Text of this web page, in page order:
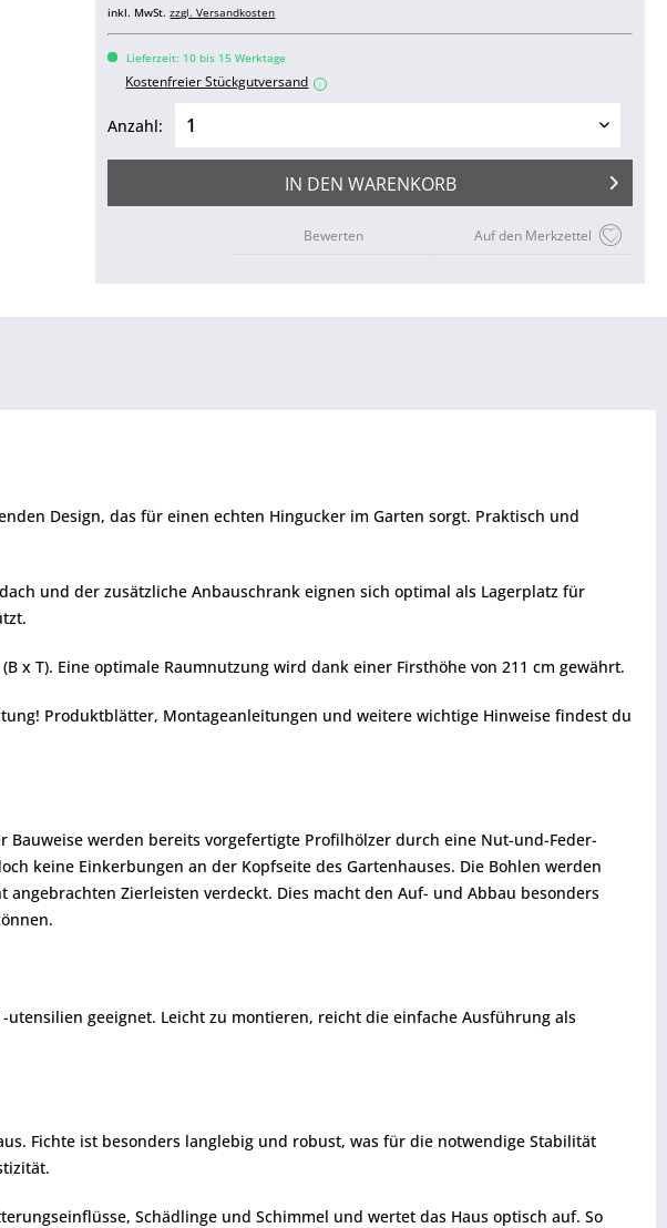
inkl. MwSt.zzgl. Versandkosten
Lieferzeit: 10 bis 15 Werktage
Kostenfreier Stückgutversand i
Anzahl:
IN DEN WARENKORB
Auf den Merkzettel
Bewerten
Design, das für einen echten Hingucker im Garten sorgt. Praktisch und
und der zusätzliche Anbauschrank eignen sich optimal als Lagerplatz für
x T). Eine optimale Raumnutzung wird dank einer Firsthöhe von 211 cm gewährt.
Produktblätter, Montageanleitungen und weitere wichtige Hinweise findest du
werden bereits vorgefertigte Profilhölzer durch eine Nut-und-Feder-
keine Einkerbungen an der Kopfseite des Gartenhauses. Die Bohlen werden
Zierleisten verdeckt. Dies macht den Auf- und Abbau besonders
geeignet. Leicht zu montieren, reicht die einfache Ausführung als
Fichte ist besonders langlebig und robust, was für die notwendige Stabilität
Schädlinge und Schimmel und wertet das Haus optisch auf. So